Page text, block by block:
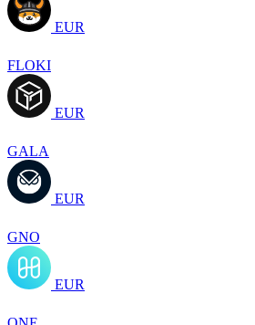
EUR
FLOKI
EUR
GALA
EUR
GNO
EUR